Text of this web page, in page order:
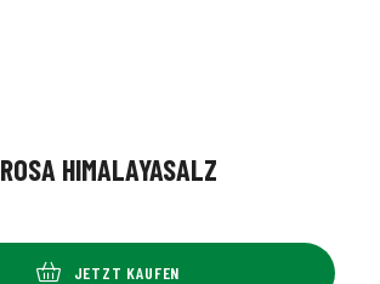
ROSA HIMALAYASALZ
JETZT KAUFEN